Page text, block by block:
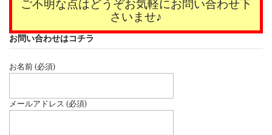
ご不明な点はどうぞお気軽にお問い合わせ下
さいませ♪
お問い合わせはコチラ
お名前 (必須)
メールアドレス (必須)